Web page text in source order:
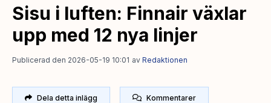
Sisu i luften: Finnair växlar
upp med 12 nya linjer
Publicerad den 2026-05-19 10:01 av Redaktionen
Dela detta inlägg Kommentarer